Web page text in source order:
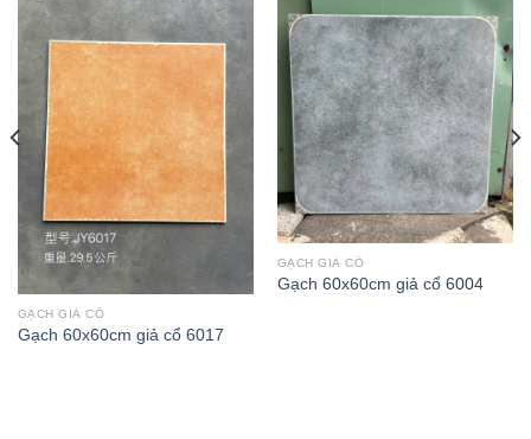
GẠCH GIẢ CỔ
Gạch 60x60cm giả cổ 6017
GẠCH GIẢ CỔ
Gạch 60x60cm giả cổ 6004